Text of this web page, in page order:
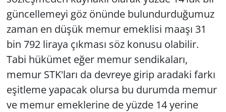
güncellemeyi göz önünde bulundurduğumuz
zaman en düşük memur emeklisi maaşı 31
bin 792 liraya çıkması söz konusu olabilir.
Tabi hükümet eğer memur sendikaları,
memur STK'ları da devreye girip aradaki farkı
eşitleme yapacak olursa bu durumda memur
ve memur emeklerine de yüzde 14 yerine